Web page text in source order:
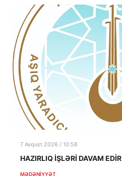
7 Avqust 2026 / 10:58
HAZIRLIQ İŞLƏRİ DAVAM EDİR
MƏDƏNIYYƏT